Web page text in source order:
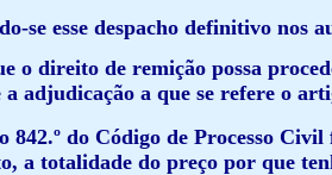
se esse despacho definitivo nos
o direito de remição possa
a adjudicação a que se refere o
842.º do Código de Processo
a totalidade do preço por que